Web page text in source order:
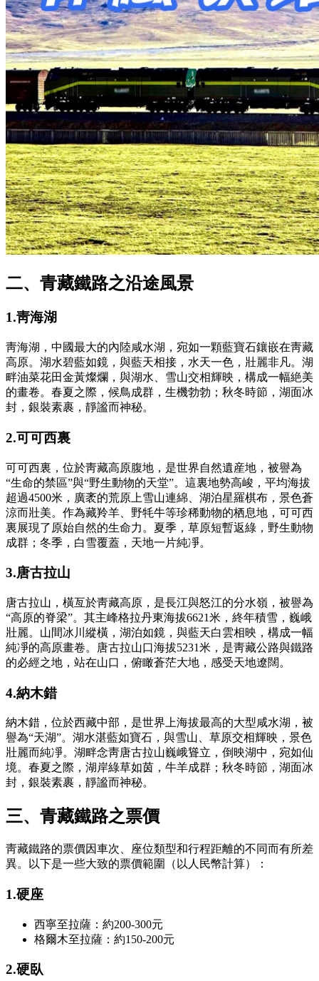
二、青藏鐵路之沿途風景
1.靑海湖
靑海湖，中國最大的內陸咸水湖，宛如一顆藍寶石鑲嵌在靑藏
高原。湖水碧藍如鏡，與藍天相接，水天一色，壯麗非凡。湖
畔油菜花田金黃燦爛，與湖水、雪山交相輝映，構成一幅絶美
的畫卷。春夏之際，候鳥成群，生機勃勃；秋冬時節，湖面冰
封，銀裝素裹，靜謐而神秘。
2.可可西裏
可可西裏，位於靑藏高原腹地，是世界自然遺産地，被譽為
“生命的禁區”與“野生動物的天堂”。這裏地勢高峻，平均海拔
超過4500米，廣袤的荒原上雪山連綿、湖泊星羅棋布，景色蒼
涼而壯美。作為藏羚羊、野牦牛等珍稀動物的栖息地，可可西
裏展現了原始自然的生命力。夏季，草原短暫返綠，野生動物
成群；冬季，白雪覆蓋，天地一片純凈。
3.唐古拉山
唐古拉山，橫亙於靑藏高原，是長江與怒江的分水嶺，被譽為
“高原的脊梁”。其主峰格拉丹東海拔6621米，終年積雪，巍峨
壯麗。山間冰川縱橫，湖泊如鏡，與藍天白雲相映，構成一幅
純凈的高原畫卷。唐古拉山口海拔5231米，是靑藏公路與鐵路
的必經之地，站在山口，俯瞰蒼茫大地，感受天地遼闊。
4.納木錯
納木錯，位於西藏中部，是世界上海拔最高的大型咸水湖，被
譽為“天湖”。湖水湛藍如寶石，與雪山、草原交相輝映，景色
壯麗而純凈。湖畔念靑唐古拉山巍峨聳立，倒映湖中，宛如仙
境。春夏之際，湖岸綠草如茵，牛羊成群；秋冬時節，湖面冰
封，銀裝素裹，靜謐而神秘。
三、青藏鐵路之票價
靑藏鐵路的票價因車次、座位類型和行程距離的不同而有所差
異。以下是一些大致的票價範圍（以人民幣計算）：
1.硬座
西寧至拉薩：約200-300元
格爾木至拉薩：約150-200元
2.硬臥